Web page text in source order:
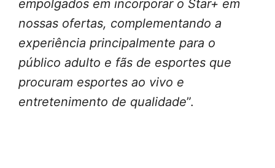
empolgados em incorporar o Star+ em
nossas ofertas, complementando a
experiência principalmente para o
público adulto e fãs de esportes que
procuram esportes ao vivo e
entretenimento de qualidade”.